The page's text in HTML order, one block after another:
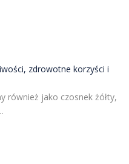
zdrowotne korzyści i
również jako czosnek żółty,